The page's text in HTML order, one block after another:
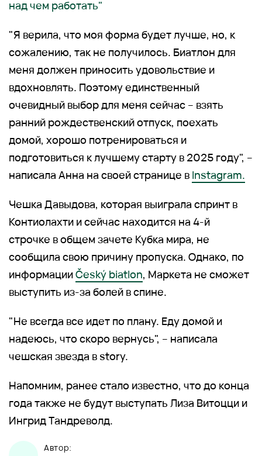
над чем работать"
"Я верила, что моя форма будет лучше, но, к
сожалению, так не получилось. Биатлон для
меня должен приносить удовольствие и
вдохновлять. Поэтому единственный
очевидный выбор для меня сейчас – взять
ранний рождественский отпуск, поехать
домой, хорошо потренироваться и
подготовиться к лучшему старту в 2025 году", –
написала Анна на своей странице в Instagram.
Чешка Давыдова, которая выиграла спринт в
Контиолахти и сейчас находится на 4-й
строчке в общем зачете Кубка мира, не
сообщила свою причину пропуска. Однако, по
информацииČeský biatlon, Маркета не сможет
выступить из-за болей в спине.
"Не всегда все идет по плану. Еду домой и
надеюсь, что скоро вернусь", – написала
чешская звезда в story.
Напомним, ранее стало известно, что до конца
года также не будут выступать Лиза Витоцци и
Ингрид Тандреволд.
Автор: